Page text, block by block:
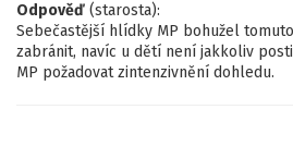
Odpověď (starosta):
Sebečastější hlídky MP bohužel
zabránit, navíc u dětí není jakkoliv
MP požadovat zintenzivnění dohledu.